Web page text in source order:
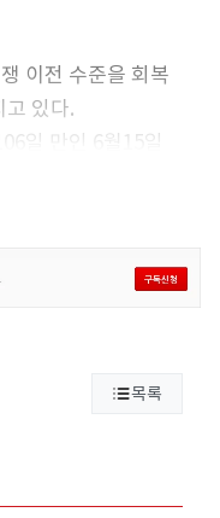
이전 수준을 회복
고 있다.
일 만인 6월15일
목록